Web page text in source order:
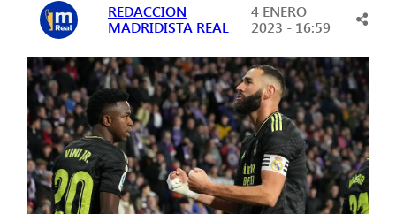
REDACCION
MADRIDISTA REAL
4 ENERO
2023 - 16:59